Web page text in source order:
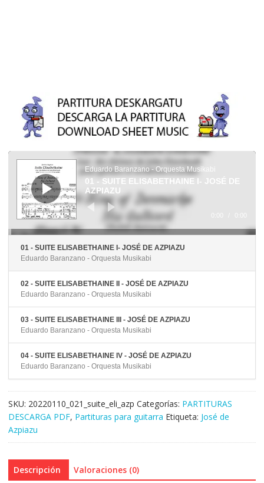
Reproductor
Eduardo Baranzano - Orquesta Musikabi
01 - SUITE ELISABETHAINE I- JOSÉ DE
AZPIAZU
0:00 0:00
01 - SUITE ELISABETHAINE I- JOSÉ DE AZPIAZU
Eduardo Baranzano - Orquesta Musikabi
02 - SUITE ELISABETHAINE II - JOSÉ DE AZPIAZU
Eduardo Baranzano - Orquesta Musikabi
03 - SUITE ELISABETHAINE III - JOSÉ DE AZPIAZU
Eduardo Baranzano - Orquesta Musikabi
04 - SUITE ELISABETHAINE IV - JOSÉ DE AZPIAZU
Eduardo Baranzano - Orquesta Musikabi
SKU: 20220110_021_suite_eli_azp Categorías: PARTITURAS
DESCARGA PDF, Partituras para guitarra Etiqueta: José de
Azpiazu
Descripción Valoraciones (0)